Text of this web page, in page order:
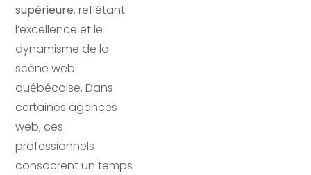
supérieure, reflétant
l’excellence et le
dynamisme de la
scène web
québécoise. Dans
certaines agences
web, ces
professionnels
consacrent un temps